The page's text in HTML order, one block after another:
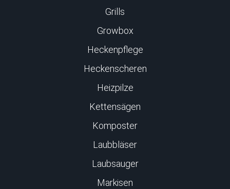
Grills
Growbox
Heckenpflege
Heckenscheren
Heizpilze
Kettensägen
Komposter
Laubbläser
Laubsauger
Markisen